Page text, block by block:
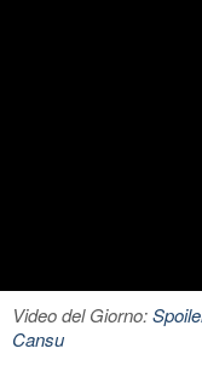
Video del Giorno:
Cansu